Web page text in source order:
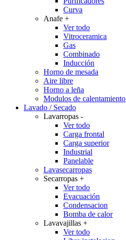
Curva
Anafe +
Ver todo
Vitroceramica
Gas
Combinado
Inducción
Horno de mesada
Aire libre
Horno a leña
Modulos de calentamiento
Lavado / Secado
Lavarropas -
Ver todo
Carga frontal
Carga superior
Industrial
Panelable
Lavasecarropas
Secarropas +
Ver todo
Evacuación
Condensacion
Bomba de calor
Lavavajillas +
Ver todo